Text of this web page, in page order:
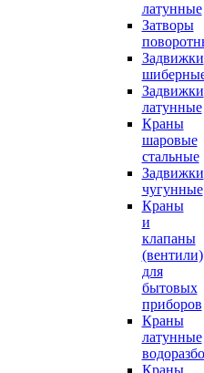
латунные
Затворы
Задвижки
Задвижки
латунные
Краны
шаровые
стальные
Задвижки
чугунные
Краны
и
клапаны
(вентили)
для
бытовых
приборов
Краны
латунные
Краны